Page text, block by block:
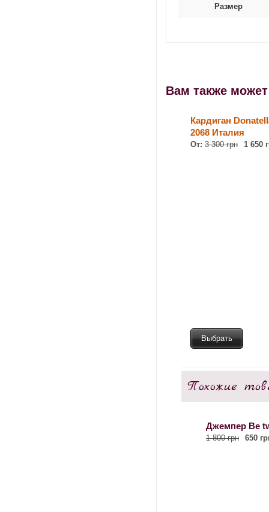
Размер
Вам также
Кардиган
2068 Италия
От: 3 300 грн 1 650
Выбрать
Похожие
Джемпер Be
1 800 грн 650